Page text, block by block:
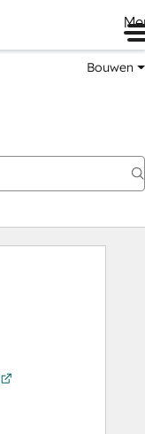
Bouwen